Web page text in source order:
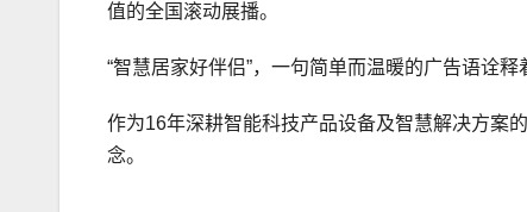
值的全国滚动展播。
“智慧居家好伴侣”，一句简单而温暖的广告语诠释
作为16年深耕智能科技产品设备及智慧解决方案
念。